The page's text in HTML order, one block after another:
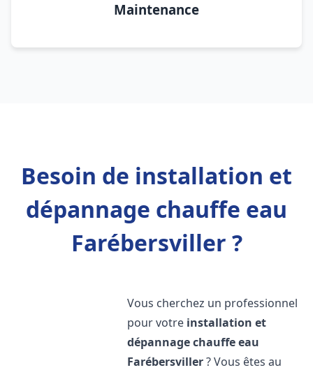
Maintenance
Besoin de installation et
dépannage chauffe eau
Farébersviller ?
Vous cherchez un professionnel
pour votre installation et
dépannage chauffe eau
Farébersviller? Vous êtes au